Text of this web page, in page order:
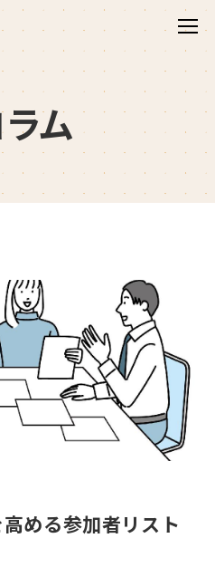
ラム
める参加者リスト